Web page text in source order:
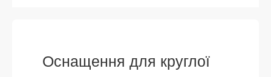
Оснащення для круглої